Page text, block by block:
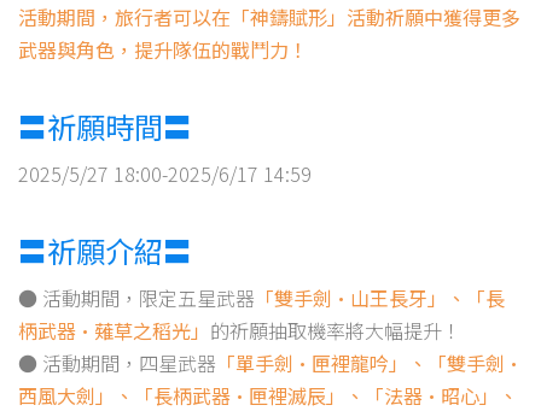
活動期間，旅行者可以在「神鑄賦形」活動祈願中獲得更多
武器與角色，提升隊伍的戰鬥力！
〓祈願時間〓
2025/5/27 18:00-2025/6/17 14:59
〓祈願介紹〓
● 活動期間，限定五星武器 「雙手劍·山王長牙」、「長
柄武器·薙草之稻光」 的祈願抽取機率將大幅提升！
● 活動期間，四星武器 「單手劍·匣裡龍吟」、「雙手劍·
西風大劍」、「長柄武器·匣裡滅辰」、「法器·昭心」、